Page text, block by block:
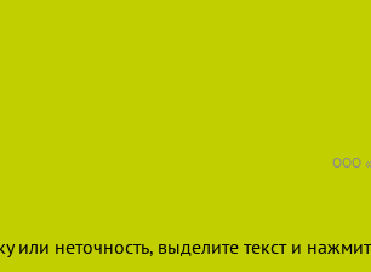
ООО
или неточность, выделите текст и